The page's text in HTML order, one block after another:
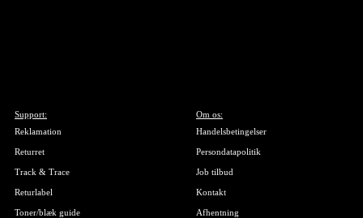
Support:
Reklamation
Returret
Track & Trace
Returlabel
Toner/blæk guide
Om os:
Handelsbetingelser
Persondatapolitik
Job tilbud
Kontakt
Afhentning